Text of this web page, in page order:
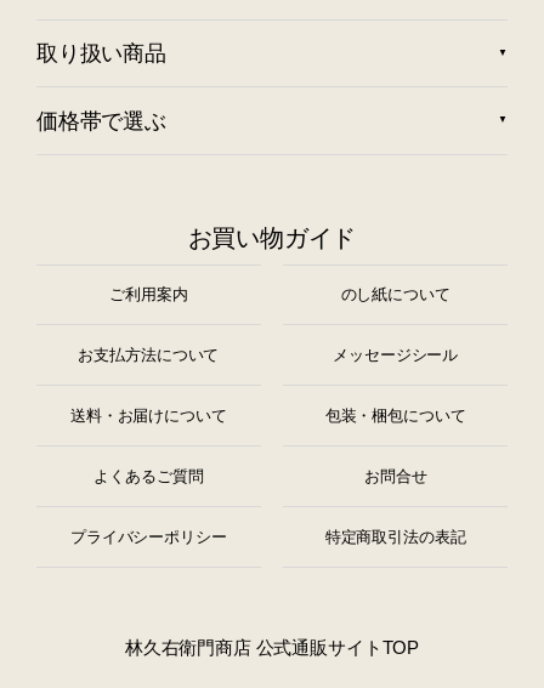
取り扱い商品
価格帯で選ぶ
お買い物ガイド
ご利用案内 のし紙について
お支払方法について メッセージシール
送料・お届けについて 包装・梱包について
よくあるご質問 お問合せ
プライバシーポリシー 特定商取引法の表記
林久右衛門商店 公式通販サイトTOP